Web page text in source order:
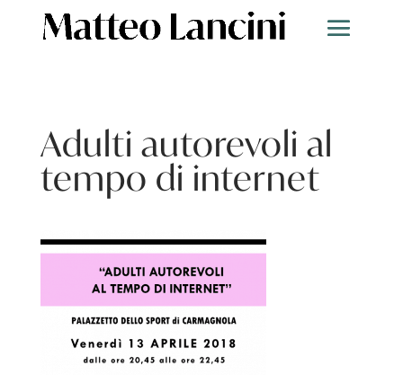
Adulti autorevoli al
tempo di internet